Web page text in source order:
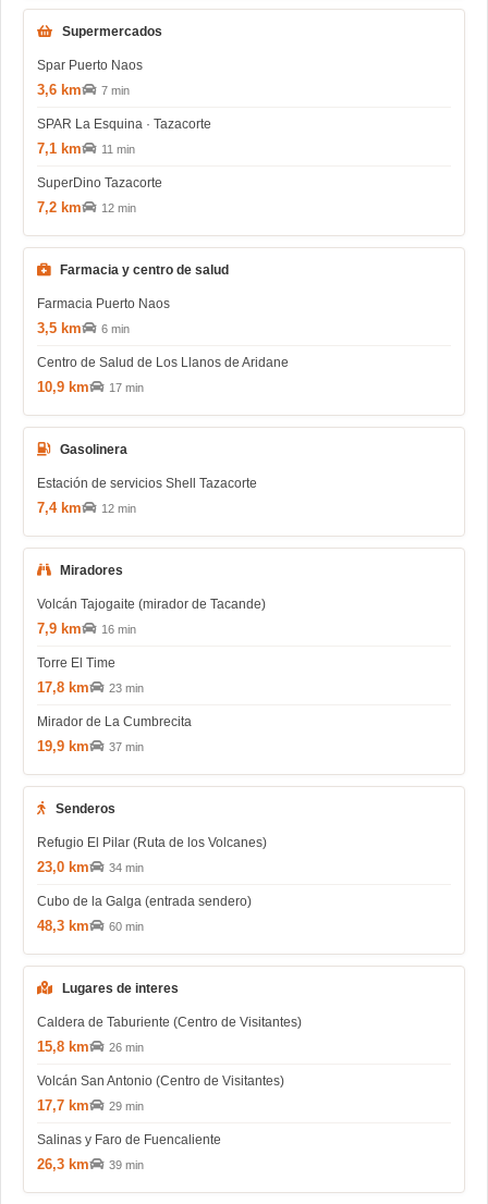
Supermercados
Spar Puerto Naos
3,6 km 7 min
SPAR La Esquina · Tazacorte
7,1 km 11 min
SuperDino Tazacorte
7,2 km 12 min
Farmacia y centro de salud
Farmacia Puerto Naos
3,5 km 6 min
Centro de Salud de Los Llanos de Aridane
10,9 km 17 min
Gasolinera
Estación de servicios Shell Tazacorte
7,4 km 12 min
Miradores
Volcán Tajogaite (mirador de Tacande)
7,9 km 16 min
Torre El Time
17,8 km 23 min
Mirador de La Cumbrecita
19,9 km 37 min
Senderos
Refugio El Pilar (Ruta de los Volcanes)
23,0 km 34 min
Cubo de la Galga (entrada sendero)
48,3 km 60 min
Lugares de interes
Caldera de Taburiente (Centro de Visitantes)
15,8 km 26 min
Volcán San Antonio (Centro de Visitantes)
17,7 km 29 min
Salinas y Faro de Fuencaliente
26,3 km 39 min